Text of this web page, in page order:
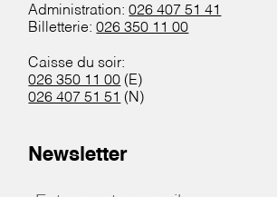
Administration:026 407 51 41
Billetterie:026 350 11 00
Caisse du soir:
026 350 11 00 (E)
026 407 51 51 (N)
Newsletter